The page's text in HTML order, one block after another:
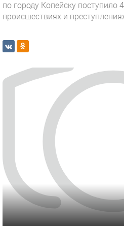
по городу Копейску поступило
происшествиях и